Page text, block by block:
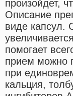
произойдет,
Описание
виде капсул.
помогает
прием можно
при
кальция,